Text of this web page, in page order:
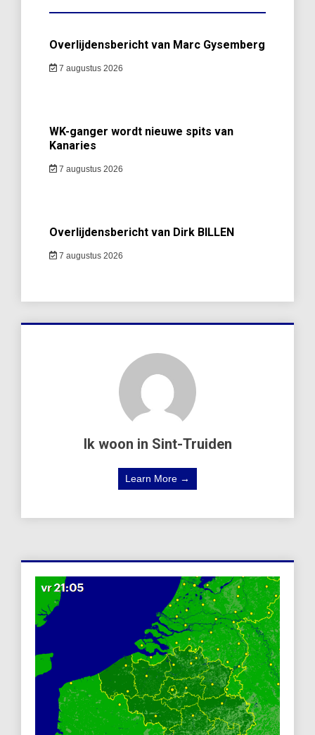
Overlijdensbericht van Marc Gysemberg
7 augustus 2026
WK-ganger wordt nieuwe spits van
Kanaries
7 augustus 2026
Overlijdensbericht van Dirk BILLEN
7 augustus 2026
Ik woon in Sint-Truiden
Learn More →